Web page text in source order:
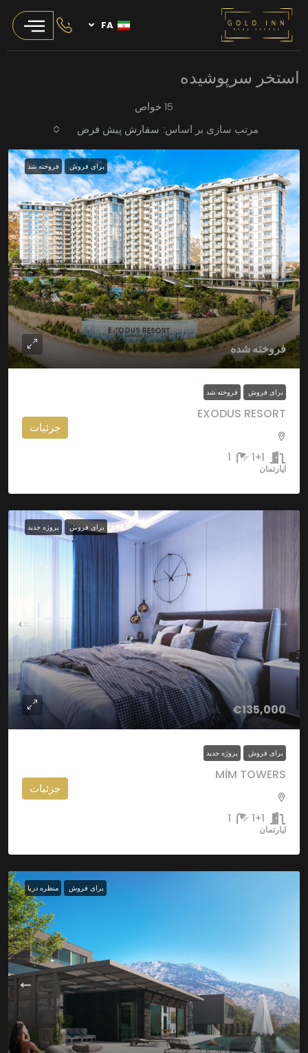
FA
استخر سرپوشیده
15 خواص
مرتب سازی بر اساس: سفارش پیش فرض
برای فروش فروخته شد
فروخته شده
برای فروش فروخته شد
EXODUS RESORT
1+1
1
اپارتمان
جزئیات
برای فروش پروژه جدید
€135,000
برای فروش پروژه جدید
MİM TOWERS
1+1
1
اپارتمان
جزئیات
برای فروش منظره دریا